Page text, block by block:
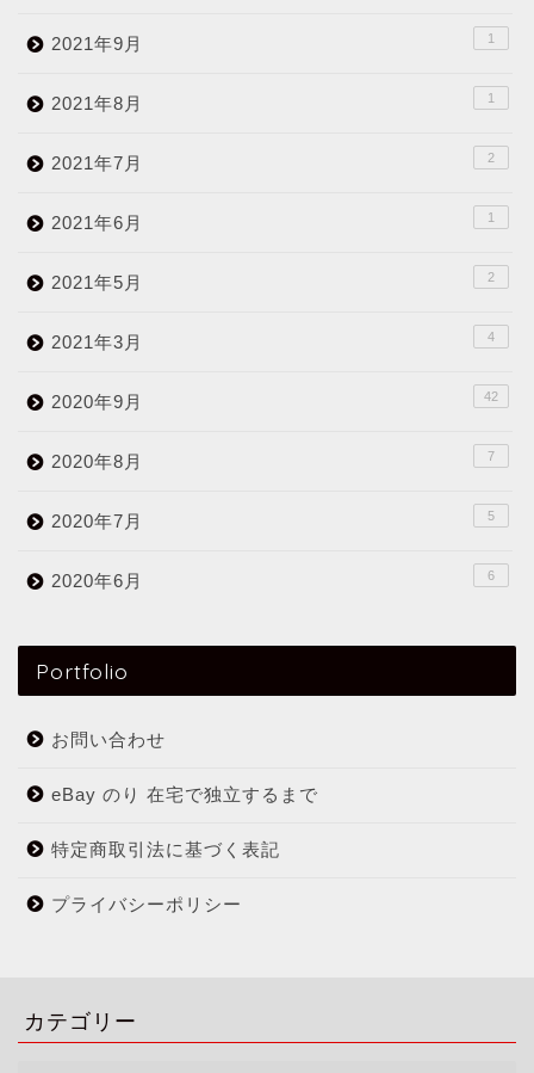
2021年9月 1
2021年8月 1
2021年7月 2
2021年6月 1
2021年5月 2
2021年3月 4
2020年9月 42
2020年8月 7
2020年7月 5
2020年6月 6
Portfolio
お問い合わせ
eBay のり 在宅で独立するまで
特定商取引法に基づく表記
プライバシーポリシー
カテゴリー